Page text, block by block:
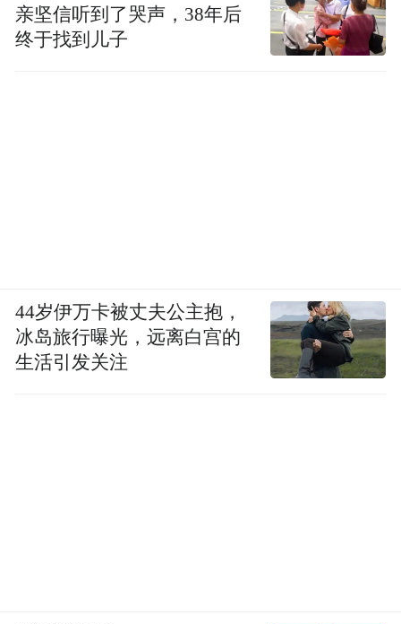
亲坚信听到了哭声，38年后
终于找到儿子
44岁伊万卡被丈夫公主抱，
冰岛旅行曝光，远离白宫的
生活引发关注